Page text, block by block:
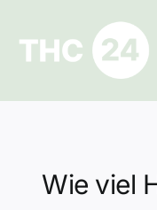
springen
Ratgeber
Wie viel